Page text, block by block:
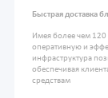
Быстрая доставка
Имея более чем 120
оперативную и
инфраструктура
обеспечивая
средствам